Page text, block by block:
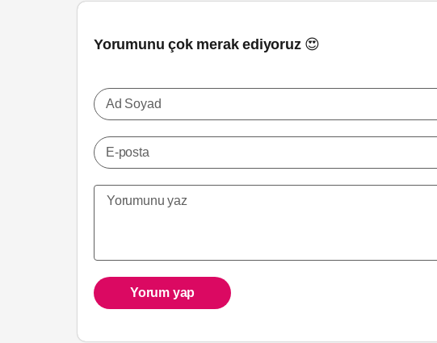
Yorumunu çok merak ediyoruz 😍
Ad Soyad
E-posta
Yorum yap